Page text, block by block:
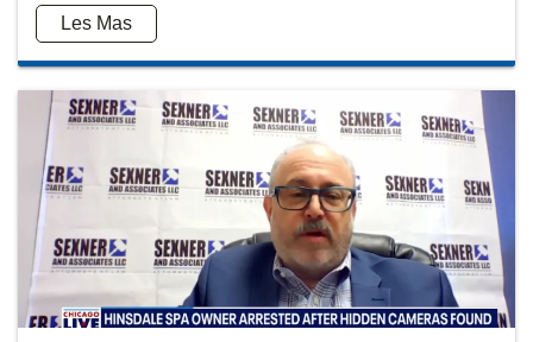
Les Mas